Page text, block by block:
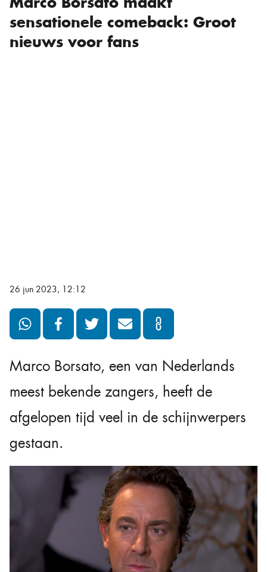
sensationele comeback: Groot
nieuws voor fans
26 jun 2023, 12:12
Marco Borsato, een van Nederlands
meest bekende zangers, heeft de
afgelopen tijd veel in de schijnwerpers
gestaan.